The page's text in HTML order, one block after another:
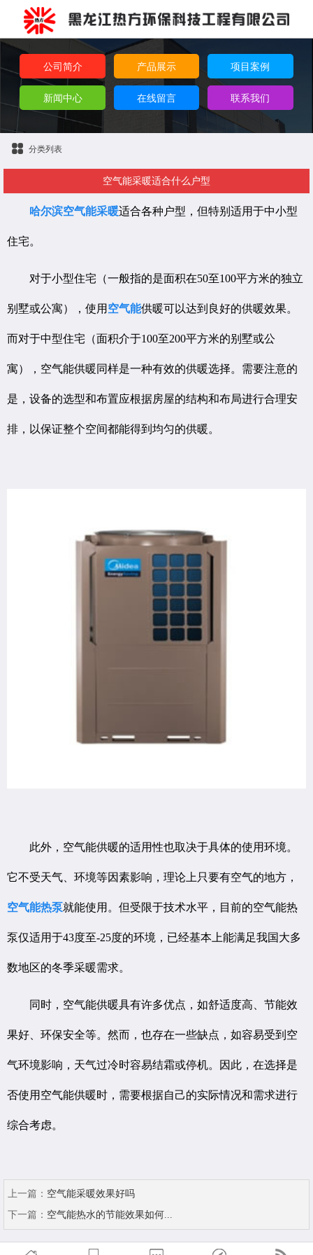
公司简介 产品展示 项目案例
新闻中心 在线留言 联系我们
分类列表
空气能采暖适合什么户型
哈尔滨空气能采暖适合各种户型，但特别适用于中小型
住宅。
对于小型住宅（一般指的是面积在50至100平方米的独立
别墅或公寓），使用 空气能供暖可以达到良好的供暖效果。
而对于中型住宅（面积介于100至200平方米的别墅或公
寓），空气能供暖同样是一种有效的供暖选择。需要注意的
是，设备的选型和布置应根据房屋的结构和布局进行合理安
排，以保证整个空间都能得到均匀的供暖。
此外，空气能供暖的适用性也取决于具体的使用环境。
它不受天气、环境等因素影响，理论上只要有空气的地方，
空气能热泵就能使用。但受限于技术水平，目前的空气能热
泵仅适用于43度至-25度的环境，已经基本上能满足我国大多
数地区的冬季采暖需求。
同时，空气能供暖具有许多优点，如舒适度高、节能效
果好、环保安全等。然而，也存在一些缺点，如容易受到空
气环境影响，天气过冷时容易结霜或停机。因此，在选择是
否使用空气能供暖时，需要根据自己的实际情况和需求进行
综合考虑。
上一篇： 空气能采暖效果好吗
下一篇： 空气能热水的节能效果如何...